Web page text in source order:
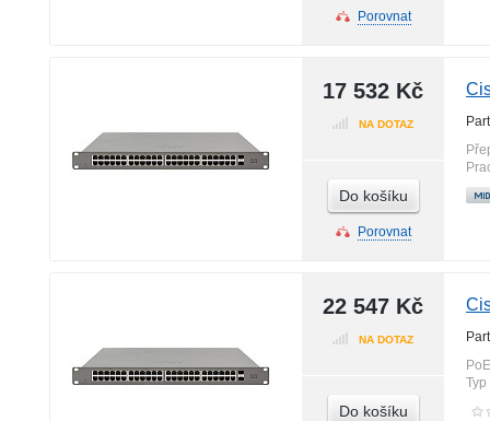
Porovnat
17 532 Kč
NA DOTAZ
Do košíku
Porovnat
22 547 Kč
NA DOTAZ
Do košíku